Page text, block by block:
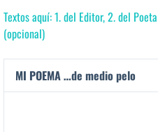
Textos aquí: 1. del Editor, 2. del
(opcional)
MI POEMA …de medio pelo